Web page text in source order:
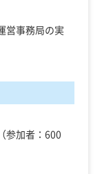
営事務局の実
参加者：600